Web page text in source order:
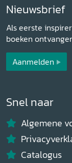
Nieuwsbrief
Als eerste
boeken
Aanmelden
Snel naar
Algemene
Catalogus